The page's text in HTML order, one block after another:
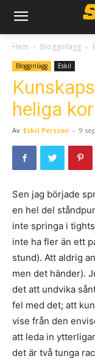
Hem Blogginlägg
Blogginlägg Eskil
heliga kor
Av Eskil Persson - 9
Sen jag började
en hel del
inte springa i
inte ha fler än ett
stund). Att aldrig
men det händer).
det att undvika
fel med det; att
vise från den
att leda in
det är två tunga